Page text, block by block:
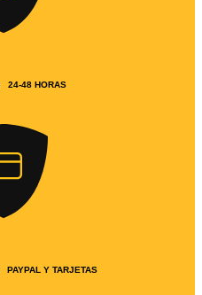
24-48 HORAS
PAYPAL Y TARJETAS